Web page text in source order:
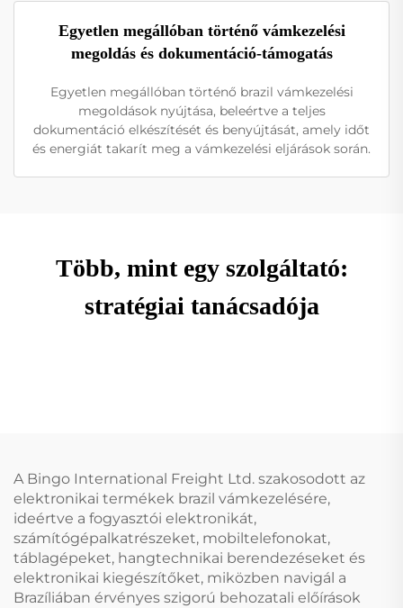
Egyetlen megállóban történő vámkezelési
megoldás és dokumentáció-támogatás
Egyetlen megállóban történő brazil vámkezelési
megoldások nyújtása, beleértve a teljes
dokumentáció elkészítését és benyújtását, amely időt
és energiát takarít meg a vámkezelési eljárások során.
Több, mint egy szolgáltató:
stratégiai tanácsadója
A Bingo International Freight Ltd. szakosodott az
elektronikai termékek brazil vámkezelésére,
ideértve a fogyasztói elektronikát,
számítógépalkatrészeket, mobiltelefonokat,
táblagépeket, hangtechnikai berendezéseket és
elektronikai kiegészítőket, miközben navigál a
Brazíliában érvényes szigorú behozatali előírások